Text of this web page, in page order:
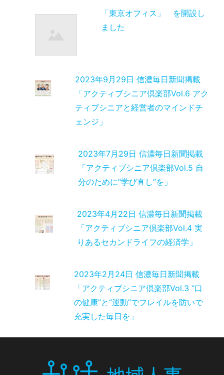
「東京オフィス」 を開設し
ました
2023年9月29日 信濃毎日新聞掲載
「アクティブシニア倶楽部Vol.6 アク
ティブシニアと経営者のマインドチ
ェンジ」
2023年7月29日 信濃毎日新聞掲載
「アクティブシニア倶楽部Vol.5 自
分のために“学び直し”を」
2023年4月22日 信濃毎日新聞掲載
「アクティブシニア倶楽部Vol.4 実
りあるセカンドライフの経済学」
2023年2月24日 信濃毎日新聞掲載
「アクティブシニア倶楽部Vol.3 “口
の健康”と“運動”でフレイルを防いで
充実した毎日を」